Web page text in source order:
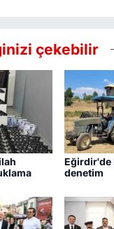
çekebilir
Eğirdir'de
denetim